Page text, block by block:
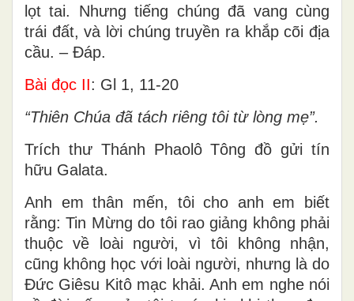
lọt tai. Nhưng tiếng chúng đã vang cùng
trái đất, và lời chúng truyền ra khắp cõi địa
cầu. – Đáp.
Bài đọc II: Gl 1, 11-20
“Thiên Chúa đã tách riêng tôi từ lòng mẹ”.
Trích thư Thánh Phaolô Tông đồ gửi tín
hữu Galata.
Anh em thân mến, tôi cho anh em biết
rằng: Tin Mừng do tôi rao giảng không phải
thuộc về loài người, vì tôi không nhận,
cũng không học với loài người, nhưng là do
Đức Giêsu Kitô mạc khải. Anh em nghe nói